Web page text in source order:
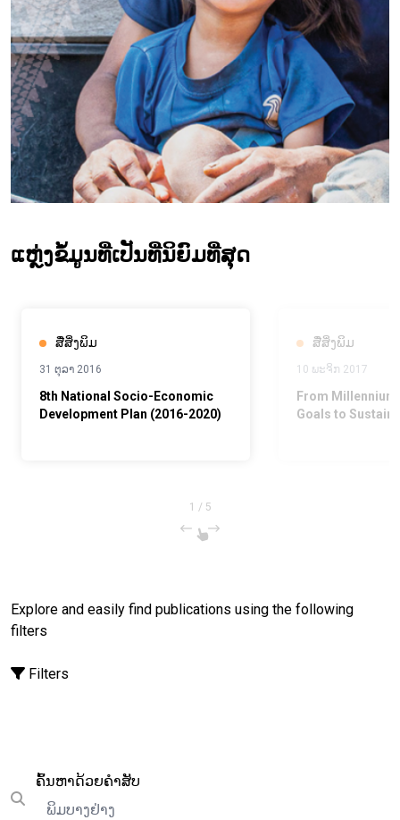
14th High-Level Round Table Meeting and the signing
of the Third Vientiane Declaration, and the launch of the
2027–2031 Cooperation Framework—shaping a more
resilient, inclusive, and sustainable future for the
people of Lao PDR.
ແຫຼ່ງຂໍ້ມູນທີ່ເປັນທີ່ນິຍົມທີ່ສຸດ
ສື່ສິ່ງພິມ
31 ຕຸລາ 2016
8th National Socio-Economic
Development Plan (2016-2020)
ສື່ສິ່ງພິມ
10 ພະຈິກ 2017
From
Goals to
1 / 5
Explore and easily find publications using the following
filters
Filters
Submit search
ຄົ້ນຫາດ້ວຍຄຳສັບ